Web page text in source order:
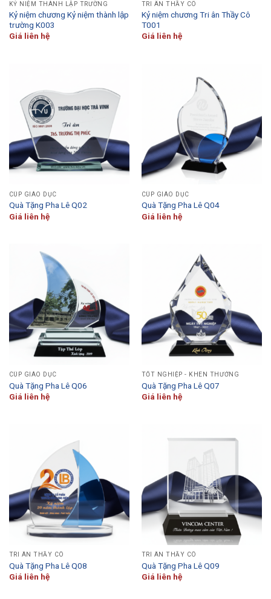
KỶ NIỆM THÀNH LẬP TRƯỜNG
Kỷ niệm chương Kỷ niệm thành lập
trường K003
Giá liên hệ
TRI ÂN THẦY CÔ
Kỷ niệm chương Tri ân Thầy Cô
T001
Giá liên hệ
CÚP GIÁO DỤC
Quà Tặng Pha Lê Q02
Giá liên hệ
CÚP GIÁO DỤC
Quà Tặng Pha Lê Q04
Giá liên hệ
CÚP GIÁO DỤC
Quà Tặng Pha Lê Q06
Giá liên hệ
TỐT NGHIỆP - KHEN THƯỞNG
Quà Tặng Pha Lê Q07
Giá liên hệ
TRI ÂN THẦY CÔ
Quà Tặng Pha Lê Q08
Giá liên hệ
TRI ÂN THẦY CÔ
Quà Tặng Pha Lê Q09
Giá liên hệ